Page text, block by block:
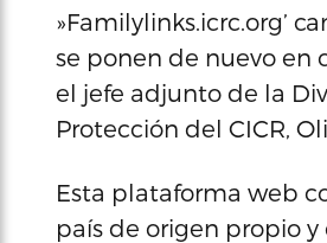
»Familylinks.icrc.org’
se ponen de nuevo en
el jefe adjunto de la
Protección del CICR,
Esta plataforma web
país de origen propio